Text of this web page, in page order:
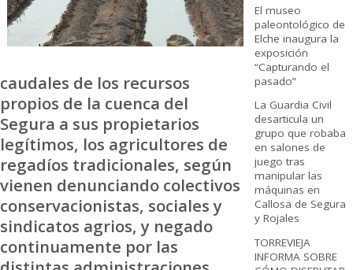
caudales de los recursos
propios de la cuenca del
Segura a sus propietarios
legítimos, los agricultores de
regadíos tradicionales, según
vienen denunciando colectivos
conservacionistas, sociales y
sindicatos agrios, y negado
continuamente por las
El museo
paleontológico de
Elche inaugura la
exposición
“Capturando el
pasado”
La Guardia Civil
desarticula un
grupo que robaba
en salones de
juego tras
manipular las
máquinas en
Callosa de Segura
y Rojales
TORREVIEJA
INFORMA SOBRE